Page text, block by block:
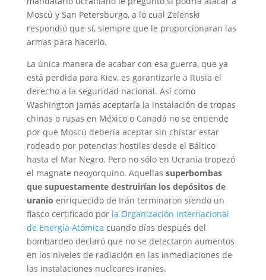
Moscú y San Petersburgo, a lo cual Zelenski
respondió que sí, siempre que le proporcionaran las
armas para hacerlo.
La única manera de acabar con esa guerra, que ya
está perdida para Kiev, es garantizarle a Rusia el
derecho a la seguridad nacional. Así como
Washington jamás aceptaría la instalación de tropas
chinas o rusas en México o Canadá no se entiende
por qué Moscú debería aceptar sin chistar estar
rodeado por potencias hostiles desde el Báltico
hasta el Mar Negro. Pero no sólo en Ucrania tropezó
el magnate neoyorquino. Aquellas superbombas
que supuestamente destruirían los depósitos de
uranio enriquecido de Irán terminaron siendo un
fiasco certificado por la Organización Internacional
de Energía Atómica cuando días después del
bombardeo declaró que no se detectaron aumentos
en los niveles de radiación en las inmediaciones de
las instalaciones nucleares iraníes.